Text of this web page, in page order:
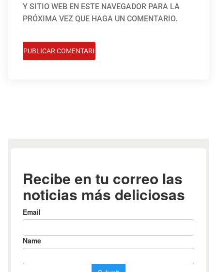
Y SITIO WEB EN ESTE NAVEGADOR PARA LA
PRÓXIMA VEZ QUE HAGA UN COMENTARIO.